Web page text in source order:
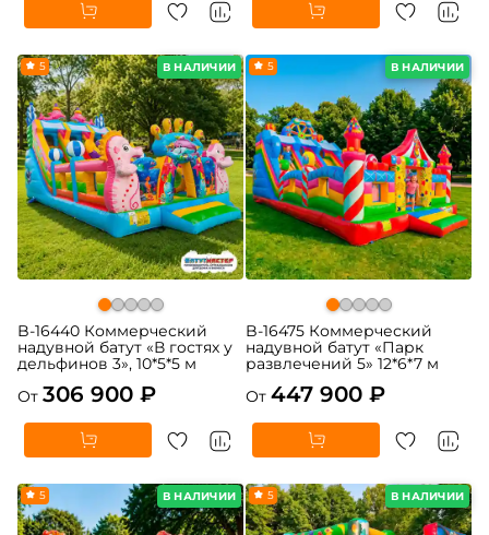
В НАЛИЧИИ
5
B-16440 Коммерческий
надувной батут «В гостях у
дельфинов 3», 10*5*5 м
От 306 900 ₽
В НАЛИЧИИ
5
B-16475 Коммерческий
надувной батут «Парк
развлечений 5» 12*6*7 м
От 447 900 ₽
В НАЛИЧИИ
5 В НАЛИЧИИ
5